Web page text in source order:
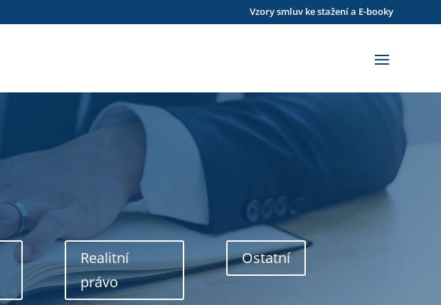
Vzory smluv ke stažení a E-booky
Realitní
právo
Ostatní